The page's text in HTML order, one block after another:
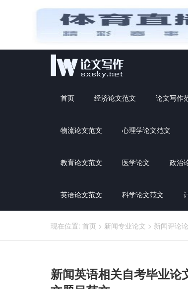
首页 经济论文范文 论文写作
物流论文范文 心理学论文范文
教育论文范文 医学论文 政治
英语论文范文 科学论文范文
现在位置: 首页 > 新闻专业论文 > 新闻评论
新闻英语相关自考毕业